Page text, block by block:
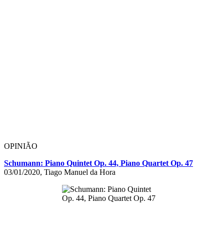
OPINIÃO
Schumann: Piano Quintet Op. 44, Piano Quartet Op. 47
03/01/2020, Tiago Manuel da Hora